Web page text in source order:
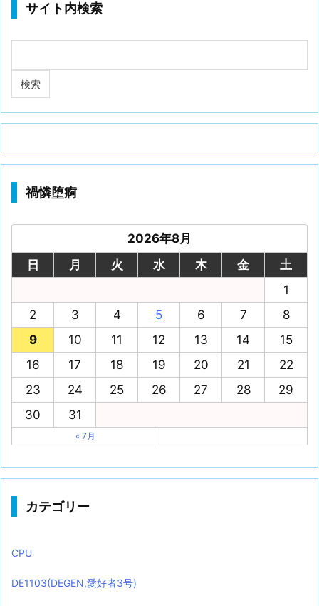
サイト内検索
禍憐堕痾
2026年8月
日
月 火 水 木 金
土
1
2
3 4 5 6 7
8
9
10 11 12 13 14
15
16
17 18 19 20 21
22
23
24 25 26 27 28
29
30
31
« 7月
カテゴリー
CPU
DE1103(DEGEN,愛好者3号)